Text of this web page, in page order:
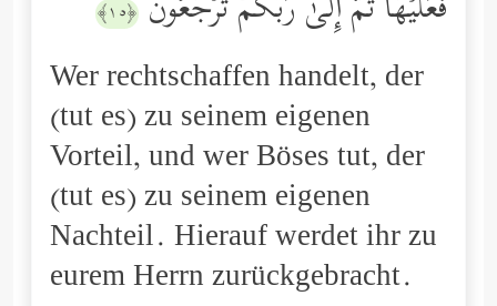
﴿١٥﴾
Wer rechtschaffen handelt, der
(tut es) zu seinem eigenen
Vorteil, und wer Böses tut, der
(tut es) zu seinem eigenen
Nachteil. Hierauf werdet ihr zu
eurem Herrn zurückgebracht.